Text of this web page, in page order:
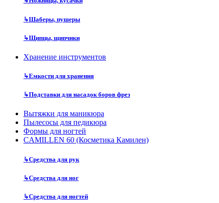
↳Шаберы, пушеры
↳Щипцы, щипчики
Хранение инструментов
↳Емкости для хранения
↳Подставки для насадок боров фрез
Вытяжки для маникюра
Пылесосы для педикюра
Формы для ногтей
CAMILLEN 60 (Косметика Камилен)
↳Средства для рук
↳Средства для ног
↳Средства для ногтей